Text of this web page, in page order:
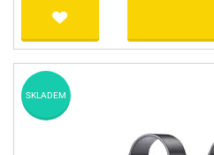
SKLADEM